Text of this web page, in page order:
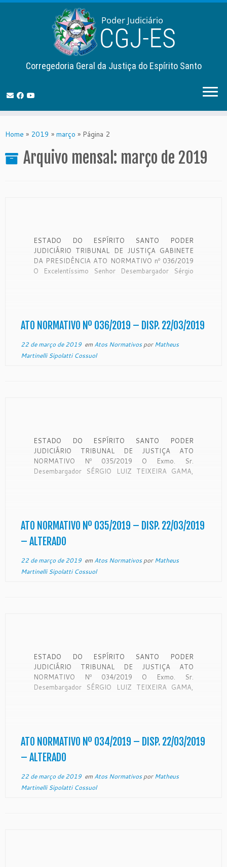
to
Corregedoria Geral da Justiça do Espírito Santo
Home » 2019 » março » Página 2
Arquivo mensal: março de 2019
ESTADO DO ESPÍRITO SANTO PODER
JUDICIÁRIO TRIBUNAL DE JUSTIÇA GABINETE
DA PRESIDÊNCIA ATO NORMATIVO nº 036/2019
O Excelentíssimo Senhor Desembargador Sérgio
ATO NORMATIVO Nº 036/2019 – DISP. 22/03/2019
22 de março de 2019em Atos NormativosporMatheus
Martinelli Sipolatti Cossuol
ESTADO DO ESPÍRITO SANTO PODER
JUDICIÁRIO TRIBUNAL DE JUSTIÇA ATO
NORMATIVO Nº 035/2019 O Exmo. Sr.
Desembargador SÉRGIO LUIZ TEIXEIRA GAMA,
ATO NORMATIVO Nº 035/2019 – DISP. 22/03/2019
– ALTERADO
22 de março de 2019em Atos NormativosporMatheus
Martinelli Sipolatti Cossuol
ESTADO DO ESPÍRITO SANTO PODER
JUDICIÁRIO TRIBUNAL DE JUSTIÇA ATO
NORMATIVO Nº 034/2019 O Exmo. Sr.
Desembargador SÉRGIO LUIZ TEIXEIRA GAMA,
ATO NORMATIVO Nº 034/2019 – DISP. 22/03/2019
– ALTERADO
22 de março de 2019em Atos NormativosporMatheus
Martinelli Sipolatti Cossuol